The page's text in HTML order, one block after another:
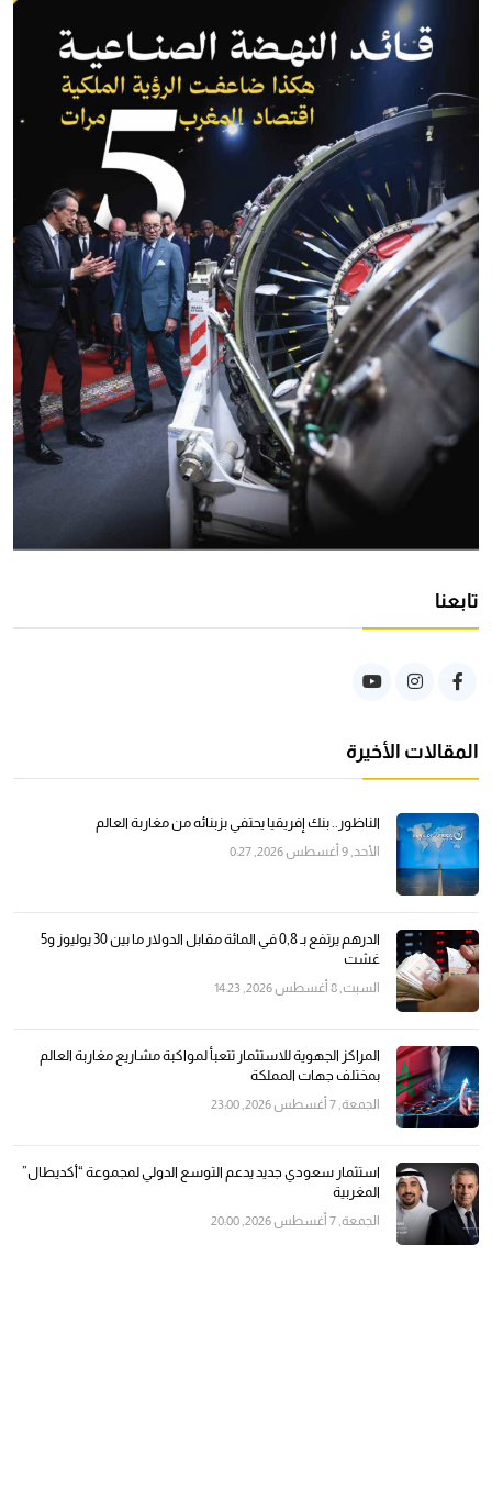
تابعنا
المقالات الأخيرة
الناظور.. بنك إفريقيا يحتفي بزبنائه من مغاربة العالم
الأحد, 9 أغسطس 2026, 0:27
الدرهم يرتفع بـ 0,8 في المائة مقابل الدولار ما بين 30 يوليوز و5
غشت
السبت, 8 أغسطس 2026, 14:23
المراكز الجهوية للاستثمار تتعبأ لمواكبة مشاريع مغاربة العالم
بمختلف جهات المملكة
الجمعة, 7 أغسطس 2026, 23:00
استثمار سعودي جديد يدعم التوسع الدولي لمجموعة “أكديطال”
المغربية
الجمعة, 7 أغسطس 2026, 20:00